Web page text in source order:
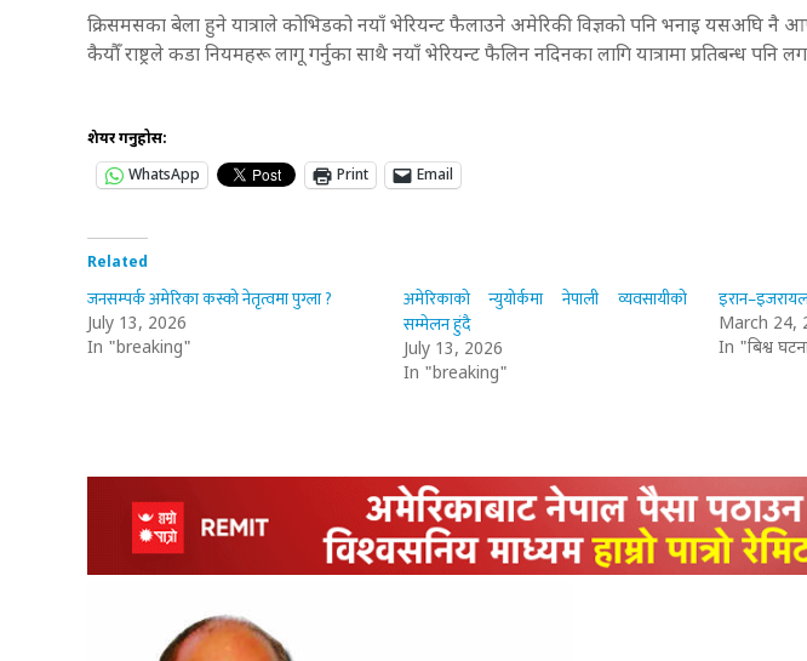
क्रिसमसका बेला हुने यात्राले कोभिडको नयाँ भेरियन्ट फैलाउने अमेरिकी विज्ञको पनि भनाइ यसअघि नै
कैयौँ राष्ट्रले कडा नियमहरू लागू गर्नुका साथै नयाँ भेरियन्ट फैलिन नदिनका लागि यात्रामा प्रतिबन्ध पनि
शेयर गर्नुहोस:
WhatsApp
Print Email
Related
जनसम्पर्क अमेरिका कस्को नेतृत्वमा पुग्ला ?
July 13, 2026
In "breaking"
अमेरिकाको न्युयोर्कमा नेपाली व्यवसायीको
सम्मेलन हुंदै
July 13, 2026
In "breaking"
March 24,
In "बिश्व